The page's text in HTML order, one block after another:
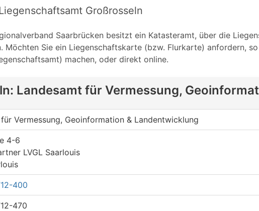
Großrosseln
Saarbrücken besitzt ein Katasteramt, über die
Möchten Sie ein Liegenschaftskarte (bzw. Flurkarte) anfordern,
machen, oder direkt online.
Landesamt für Vermessung,
Vermessung, Geoinformation & Landentwicklung
4-6
LVGL Saarlouis
400
470